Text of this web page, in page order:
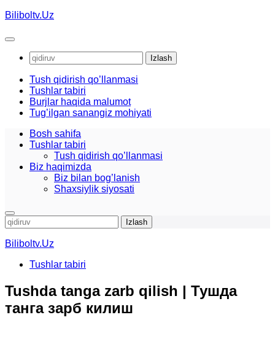
Skip
content
Biliboltv.Uz
Qidirshish:
Tush qidirish qo’llanmasi
Tushlar tabiri
Burjlar haqida malumot
Tug’ilgan sanangiz mohiyati
Bosh sahifa
Tushlar tabiri
Tush qidirish qo’llanmasi
Biz haqimizda
Biz bilan bog’lanish
Shaxsiylik siyosati
Qidirshish:
Biliboltv.Uz
Tushlar tabiri
Tushda tanga zarb qilish | Тушда
танга зарб килиш